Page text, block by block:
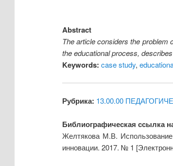
Abstract
The article considers the problem
the educational process,
Keywords: case study,
Рубрика: 13.00.00
Библиографическая ссылка
Желтякова М.В.
инновации. 2017. № 1